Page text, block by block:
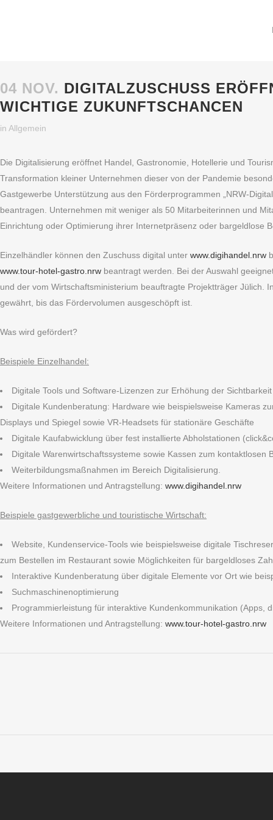
04 NOV. DIGITALZUSCHUSS
WICHTIGE ZUKUNFTSCHANCEN
in Allgemein
Die Digitalisierung eröffnet Handel, Gastronomie, Hotellerie und
Transformation kleiner Unternehmen dieser von der Pandemie
Gastgewerbe Unterstützung aus den Förderprogrammen „NRW-
beantragen. Unternehmen mit weniger als 50 Mitarbeiterinnen und
Einrichtung oder Optimierung ihrer Internetpräsenz oder bargeldlose
Einzelhändler können den Zuschuss digital unter www.digihandel.nrw
www.tour-hotel-gastro.nrw beantragt werden. Bei der Auswahl
und der vom Wirtschaftsministerium beauftragte Projektträger
gewährt, bis das Fördervolumen ausgeschöpft ist.
Was wird gefördert?
Beispiele Einzelhandel:
Digitale Tools und Software-Lizenzen zur Erhöhung der
Digitale Kundenberatung: Hardware wie beispielsweise Kameras
Displays und Spiegel sowie VR-Headsets für stationäre Geschäfte
Digitale Kaufabwicklung über fest installierte Abholstationen
Digitale Warenwirtschaftssysteme sowie Kassen zum kontaktlosen
Weiterbildungsmaßnahmen im Bereich Digitalisierung.
Weitere Informationen und Antragstellung: www.digihandel.nrw
Beispiele gastgewerbliche und touristische Wirtschaft:
Website, Kundenservice-Tools wie beispielsweise digitale
zum Bestellen im Restaurant sowie Möglichkeiten für bargeldloses
Interaktive Kundenberatung über digitale Elemente vor Ort wie
Suchmaschinenoptimierung
Programmierleistung für interaktive Kundenkommunikation (Apps,
Weitere Informationen und Antragstellung: www.tour-hotel-gastro.nrw